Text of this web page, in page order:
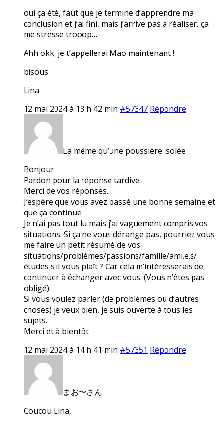
oui ça été, faut que je termine d’apprendre ma
conclusion et j’ai fini, mais j’arrive pas à réaliser, ça
me stresse trooop…
Ahh okk, je t’appellerai Mao maintenant !
bisous
Lina
12 mai 2024 à 13 h 42 min #57347 Répondre
La même qu’une poussière isolée
Bonjour,
Pardon pour la réponse tardive.
Merci de vos réponses.
J’espère que vous avez passé une bonne semaine et
que ça continue.
Je n’ai pas tout lu mais j’ai vaguement compris vos
situations. Si ça ne vous dérange pas, pourriez vous
me faire un petit résumé de vos
situations/problèmes/passions/famille/ami.e.s/
études s’il vous plaît ? Car cela m’intéresserais de
continuer à échanger avec vous. (Vous n’êtes pas
obligé).
Si vous voulez parler (de problèmes ou d’autres
choses) je veux bien, je suis ouverte à tous les
sujets.
Merci et à bientôt
12 mai 2024 à 14 h 41 min #57351 Répondre
まお〜さん
Coucou Lina,